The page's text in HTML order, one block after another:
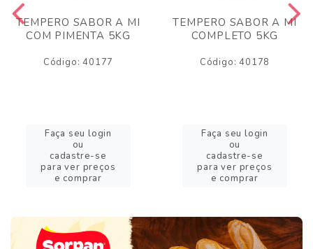
TEMPERO SABOR A MI
COM PIMENTA 5KG
Código: 40177
Faça seu login
ou
cadastre-se
para ver preços
e comprar
TEMPERO SABOR A MI
COMPLETO 5KG
Código: 40178
Faça seu login
ou
cadastre-se
para ver preços
e comprar